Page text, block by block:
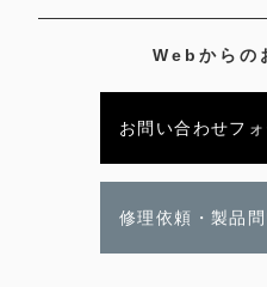
Webからの
お問い合わせフ
修理依頼・製品